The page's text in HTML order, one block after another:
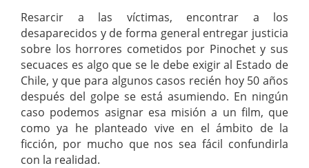
Resarcir a las víctimas, encontrar a los
desaparecidos y de forma general entregar justicia
sobre los horrores cometidos por Pinochet y sus
secuaces es algo que se le debe exigir al Estado de
Chile, y que para algunos casos recién hoy 50 años
después del golpe se está asumiendo. En ningún
caso podemos asignar esa misión a un film, que
como ya he planteado vive en el ámbito de la
ficción, por mucho que nos sea fácil confundirla
con la realidad.